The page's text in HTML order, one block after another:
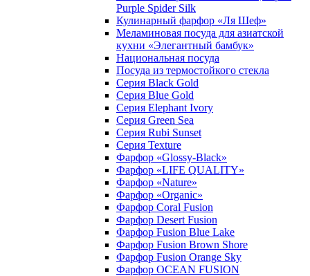
Purple Spider Silk
Кулинарный фарфор «Ля Шеф»
Меламиновая посуда для азиатской
кухни «Элегантный бамбук»
Национальная посуда
Посуда из термостойкого стекла
Серия Black Gold
Серия Blue Gold
Серия Elephant Ivory
Серия Green Sea
Серия Rubi Sunset
Серия Texture
Фарфор «Glossy-Black»
Фарфор «LIFE QUALITY»
Фарфор «Nature»
Фарфор «Organic»
Фарфор Coral Fusion
Фарфор Desert Fusion
Фарфор Fusion Blue Lake
Фарфор Fusion Brown Shore
Фарфор Fusion Orange Sky
Фарфор OCEAN FUSION